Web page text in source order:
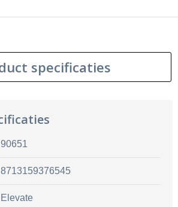
specificaties
90651
8713159376545
Elevate